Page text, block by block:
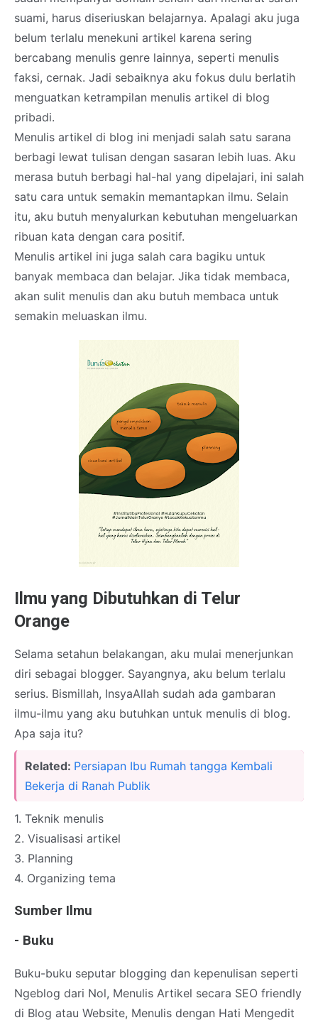
suami, harus diseriuskan belajarnya. Apalagi aku juga
belum terlalu menekuni artikel karena sering
bercabang menulis genre lainnya, seperti menulis
faksi, cernak. Jadi sebaiknya aku fokus dulu berlatih
menguatkan ketrampilan menulis artikel di blog
pribadi.
Menulis artikel di blog ini menjadi salah satu sarana
berbagi lewat tulisan dengan sasaran lebih luas. Aku
merasa butuh berbagi hal-hal yang dipelajari, ini salah
satu cara untuk semakin memantapkan ilmu. Selain
itu, aku butuh menyalurkan kebutuhan mengeluarkan
ribuan kata dengan cara positif.
Menulis artikel ini juga salah cara bagiku untuk
banyak membaca dan belajar. Jika tidak membaca,
akan sulit menulis dan aku butuh membaca untuk
semakin meluaskan ilmu.
Ilmu yang Dibutuhkan di Telur
Orange
Selama setahun belakangan, aku mulai menerjunkan
diri sebagai blogger. Sayangnya, aku belum terlalu
serius. Bismillah, InsyaAllah sudah ada gambaran
ilmu-ilmu yang aku butuhkan untuk menulis di blog.
Apa saja itu?
Related: Persiapan Ibu Rumah tangga Kembali
Bekerja di Ranah Publik
1. Teknik menulis
2. Visualisasi artikel
3. Planning
4. Organizing tema
Sumber Ilmu
- Buku
Buku-buku seputar blogging dan kepenulisan seperti
Ngeblog dari Nol, Menulis Artikel secara SEO friendly
di Blog atau Website, Menulis dengan Hati Mengedit